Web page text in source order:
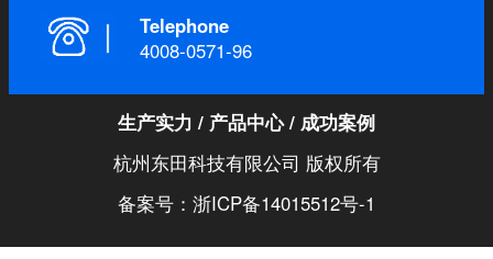
Telephone
4008-0571-96
生产实力 / 产品中心/ 成功案例
杭州东田科技有限公司 版权所有
备案号：浙ICP备14015512号-1